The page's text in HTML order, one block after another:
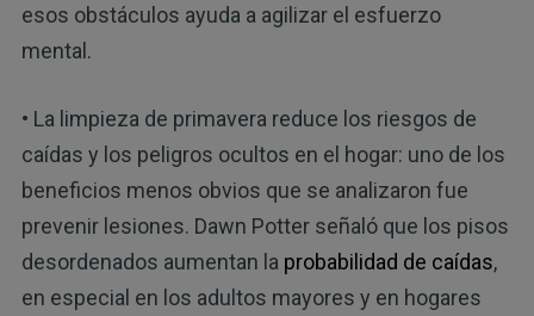
esos obstáculos ayuda a agilizar el esfuerzo
mental.
• La limpieza de primavera reduce los riesgos de
caídas y los peligros ocultos en el hogar: uno de los
beneficios menos obvios que se analizaron fue
prevenir lesiones. Dawn Potter señaló que los pisos
desordenados aumentan la probabilidad de caídas,
en especial en los adultos mayores y en hogares